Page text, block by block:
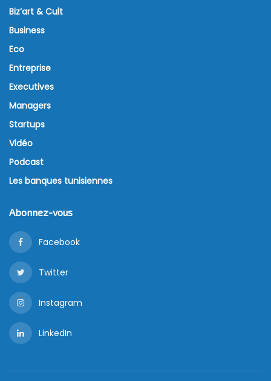
Biz’art & Cult
Business
Eco
Entreprise
Executives
Managers
Startups
Vidéo
Podcast
Les banques tunisiennes
Abonnez-vous
Facebook
Twitter
Instagram
LinkedIn